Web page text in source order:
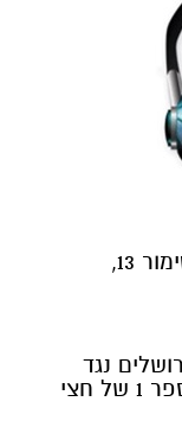
בלטו בירושלים: דייסון 16 נקודות, טימור 13,
נגד
ולנסיה בספרד, במסגרת משחק מספר 1 של חצי